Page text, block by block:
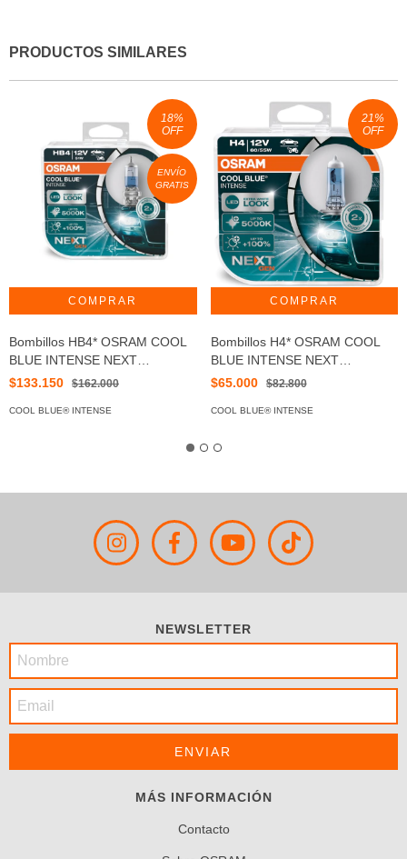
PRODUCTOS SIMILARES
18%
OFF
ENVÍO
GRATIS
Bombillos HB4* OSRAM COOL
BLUE INTENSE NEXT
GENERATION
$133.150 $162.000
COOL BLUE® INTENSE
21%
OFF
Bombillos H4* OSRAM COOL
BLUE INTENSE NEXT
GENERATION
$65.000 $82.800
COOL BLUE® INTENSE
NEWSLETTER
MÁS INFORMACIÓN
Contacto